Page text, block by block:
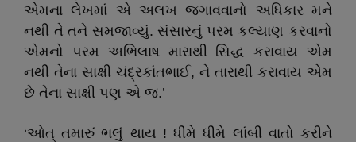
એમના લેખમાં એ અલખ જગાવવાનો અધિકાર મને
નથી તે તને સમજાવ્યું. સંસારનું પરમ કલ્યાણ કરવાનો
એમનો પરમ અભિલાષ મારાથી સિદ્ધ કરાવાય એમ
નથી તેના સાક્ષી ચંદ્રકાંતભાઈ, ને તારાથી કરાવાય એમ
છે તેના સાક્ષી પણ એ જ.’
‘ઓત્‌ તમારું ભલું થાય ! ધીમે ધીમે લાંબી વાતો કરીને